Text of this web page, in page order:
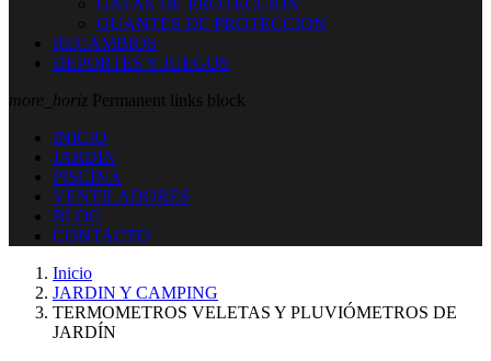
GAFAS DE PROTECCION
GUANTES DE PROTECCION
RECAMBIOS
DEPORTES Y JUEGOS
more_horiz Permanent links block
INICIO
JARDIN
PISCINA
VENTILADORES
BLOG
CONTACTO
Inicio
JARDIN Y CAMPING
TERMOMETROS VELETAS Y PLUVIÓMETROS DE
JARDÍN